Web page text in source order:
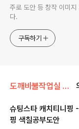
주로 도안 등 창작 이미지
다.
구독하기
도깨비불작업실 창작 이미지
슈팅스타 캐치티니핑
핑 색칠공부도안